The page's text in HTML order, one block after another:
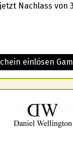
Nachlass von
einlösen